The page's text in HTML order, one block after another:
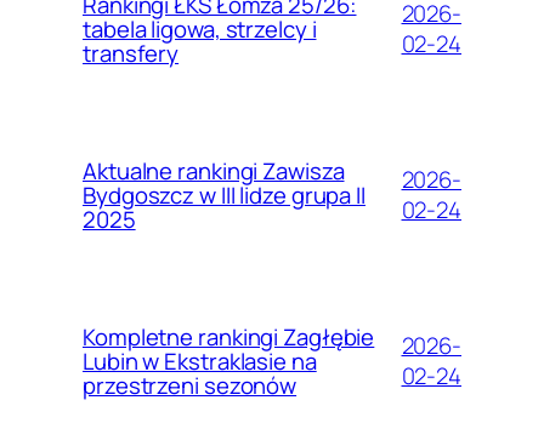
tabela ligowa, strzelcy i
transfery
2026-
02-24
Aktualne rankingi Zawisza
Bydgoszcz w III lidze grupa II
2025
2026-
02-24
Kompletne rankingi Zagłębie
Lubin w Ekstraklasie na
przestrzeni sezonów
2026-
02-24